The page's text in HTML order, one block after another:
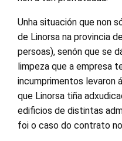
Unha situación que non
de Linorsa na provincia
persoas), senón que se
limpeza que a empresa
incumprimentos levaron
que Linorsa tiña
edificios de distintas
foi o caso do contrato